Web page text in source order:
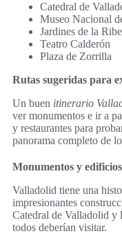
Catedral de
Museo Nacional
Jardines de la
Teatro Calderón
Plaza de Zorrilla
Rutas sugeridas para
Un buen itinerario
ver monumentos e ir a
y restaurantes para
panorama completo de
Monumentos y
Valladolid tiene una
impresionantes
Catedral de Valladolid y
todos deberían visitar.